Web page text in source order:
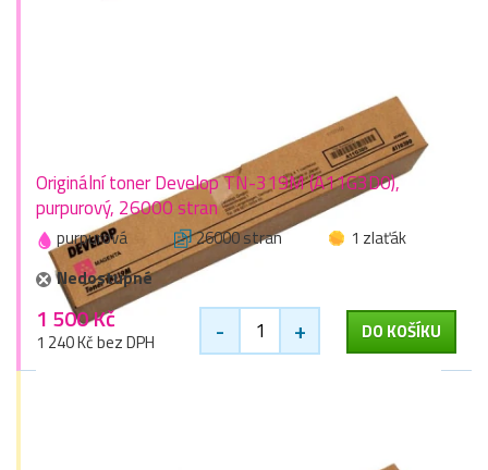
Originální toner Develop TN-319M (A11G3D0),
purpurový, 26000 stran
purpurová 26000 stran
1 zlaťák
Nedostupné
1 500 Kč
1 240 Kč bez DPH - + DO KOŠÍKU